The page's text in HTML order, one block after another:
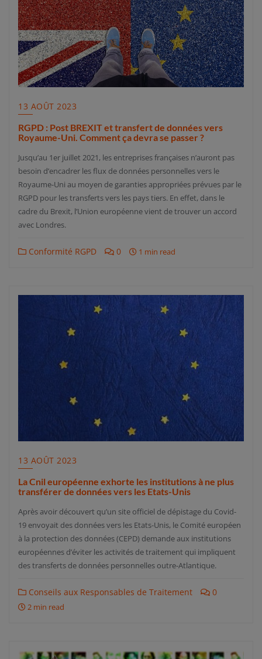
13 AOÛT 2023
RGPD : Post BREXIT et transfert de données vers
Royaume-Uni. Comment ça devra se passer ?
Jusqu’au 1er juillet 2021, les entreprises françaises n’auront pas
besoin d’encadrer les flux de données personnelles vers le
Royaume-Uni au moyen de garanties appropriées prévues par le
RGPD pour les transferts vers les pays tiers. En effet, dans le
cadre du Brexit, l’Union européenne vient de trouver un accord
avec Londres.
Conformité RGPD 0 1 min read
13 AOÛT 2023
La Cnil européenne exhorte les institutions à ne plus
transférer de données vers les Etats-Unis
Après avoir découvert qu’un site officiel de dépistage du Covid-
19 envoyait des données vers les Etats-Unis, le Comité européen
à la protection des données (CEPD) demande aux institutions
européennes d’éviter les activités de traitement qui impliquent
des transferts de données personnelles outre-Atlantique.
Conseils aux Responsables de Traitement 0
2 min read